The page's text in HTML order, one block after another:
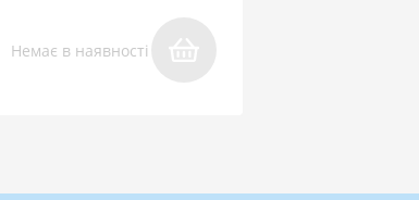
Немає в наявності